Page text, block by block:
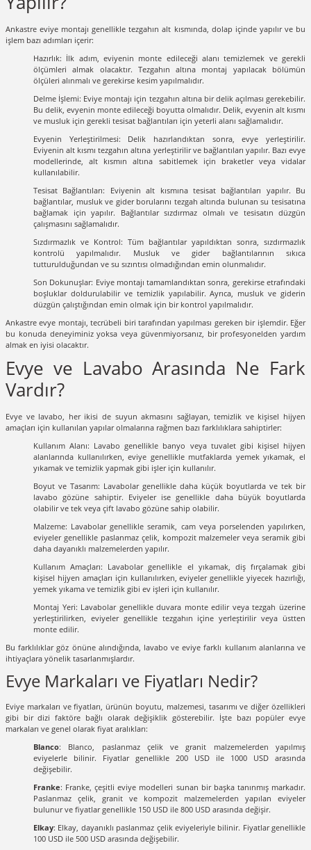
Ankastre eviye montajı genellikle tezgahın alt kısmında, dolap içinde yapılır ve bu
işlem bazı adımları içerir:
Hazırlık: İlk adım, eviyenin monte edileceği alanı temizlemek ve gerekli
ölçümleri almak olacaktır. Tezgahın altına montaj yapılacak bölümün
ölçüleri alınmalı ve gerekirse kesim yapılmalıdır.
Delme İşlemi: Eviye montajı için tezgahın altına bir delik açılması gerekebilir.
Bu delik, evyenin monte edileceği boyutta olmalıdır. Delik, evyenin alt kısmı
ve musluk için gerekli tesisat bağlantıları için yeterli alanı sağlamalıdır.
Evyenin Yerleştirilmesi: Delik hazırlandıktan sonra, evye yerleştirilir.
Eviyenin alt kısmı tezgahın altına yerleştirilir ve bağlantıları yapılır. Bazı evye
modellerinde, alt kısmın altına sabitlemek için braketler veya vidalar
kullanılabilir.
Tesisat Bağlantıları: Eviyenin alt kısmına tesisat bağlantıları yapılır. Bu
bağlantılar, musluk ve gider borularını tezgah altında bulunan su tesisatına
bağlamak için yapılır. Bağlantılar sızdırmaz olmalı ve tesisatın düzgün
çalışmasını sağlamalıdır.
Sızdırmazlık ve Kontrol: Tüm bağlantılar yapıldıktan sonra, sızdırmazlık
kontrolü yapılmalıdır. Musluk ve gider bağlantılarının sıkıca
tutturulduğundan ve su sızıntısı olmadığından emin olunmalıdır.
Son Dokunuşlar: Eviye montajı tamamlandıktan sonra, gerekirse etrafındaki
boşluklar doldurulabilir ve temizlik yapılabilir. Ayrıca, musluk ve giderin
düzgün çalıştığından emin olmak için bir kontrol yapılmalıdır.
Ankastre evye montajı, tecrübeli biri tarafından yapılması gereken bir işlemdir. Eğer
bu konuda deneyiminiz yoksa veya güvenmiyorsanız, bir profesyonelden yardım
almak en iyisi olacaktır.
Evye ve Lavabo Arasında Ne Fark
Vardır?
Evye ve lavabo, her ikisi de suyun akmasını sağlayan, temizlik ve kişisel hijyen
amaçları için kullanılan yapılar olmalarına rağmen bazı farklılıklara sahiptirler:
Kullanım Alanı: Lavabo genellikle banyo veya tuvalet gibi kişisel hijyen
alanlarında kullanılırken, eviye genellikle mutfaklarda yemek yıkamak, el
yıkamak ve temizlik yapmak gibi işler için kullanılır.
Boyut ve Tasarım: Lavabolar genellikle daha küçük boyutlarda ve tek bir
lavabo gözüne sahiptir. Eviyeler ise genellikle daha büyük boyutlarda
olabilir ve tek veya çift lavabo gözüne sahip olabilir.
Malzeme: Lavabolar genellikle seramik, cam veya porselenden yapılırken,
eviyeler genellikle paslanmaz çelik, kompozit malzemeler veya seramik gibi
daha dayanıklı malzemelerden yapılır.
Kullanım Amaçları: Lavabolar genellikle el yıkamak, diş fırçalamak gibi
kişisel hijyen amaçları için kullanılırken, eviyeler genellikle yiyecek hazırlığı,
yemek yıkama ve temizlik gibi ev işleri için kullanılır.
Montaj Yeri: Lavabolar genellikle duvara monte edilir veya tezgah üzerine
yerleştirilirken, eviyeler genellikle tezgahın içine yerleştirilir veya üstten
monte edilir.
Bu farklılıklar göz önüne alındığında, lavabo ve eviye farklı kullanım alanlarına ve
ihtiyaçlara yönelik tasarlanmışlardır.
Evye Markaları ve Fiyatları Nedir?
Eviye markaları ve fiyatları, ürünün boyutu, malzemesi, tasarımı ve diğer özellikleri
gibi bir dizi faktöre bağlı olarak değişiklik gösterebilir. İşte bazı popüler evye
markaları ve genel olarak fiyat aralıkları:
Blanco: Blanco, paslanmaz çelik ve granit malzemelerden yapılmış
eviyelerle bilinir. Fiyatlar genellikle 200 USD ile 1000 USD arasında
değişebilir.
Franke: Franke, çeşitli eviye modelleri sunan bir başka tanınmış markadır.
Paslanmaz çelik, granit ve kompozit malzemelerden yapılan eviyeler
bulunur ve fiyatlar genellikle 150 USD ile 800 USD arasında değişir.
Elkay: Elkay, dayanıklı paslanmaz çelik eviyeleriyle bilinir. Fiyatlar genellikle
100 USD ile 500 USD arasında değişebilir.